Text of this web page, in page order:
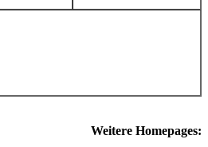
Weitere Homepages: